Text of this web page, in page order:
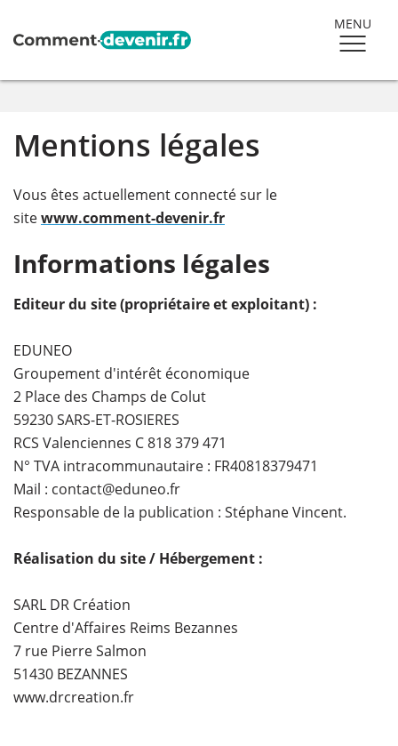
MENU
Mentions légales
Vous êtes actuellement connecté sur le
sitewww.comment-devenir.fr
Informations légales
Editeur du site (propriétaire et exploitant) :
EDUNEO
Groupement d'intérêt économique
2 Place des Champs de Colut
59230 SARS-ET-ROSIERES
RCS Valenciennes C 818 379 471
N° TVA intracommunautaire : FR40818379471
Mail : contact@eduneo.fr
Responsable de la publication : Stéphane Vincent.
Réalisation du site / Hébergement :
SARL DR Création
Centre d'Affaires Reims Bezannes
7 rue Pierre Salmon
51430 BEZANNES
www.drcreation.fr